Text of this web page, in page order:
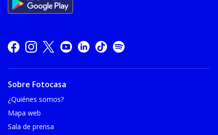
Sobre Fotocasa
¿Quiénes somos?
Mapa web
Sala de prensa